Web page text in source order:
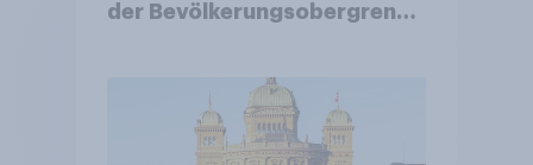
der Bevölkerungsobergrenze
Zivildienstgesetz sinken